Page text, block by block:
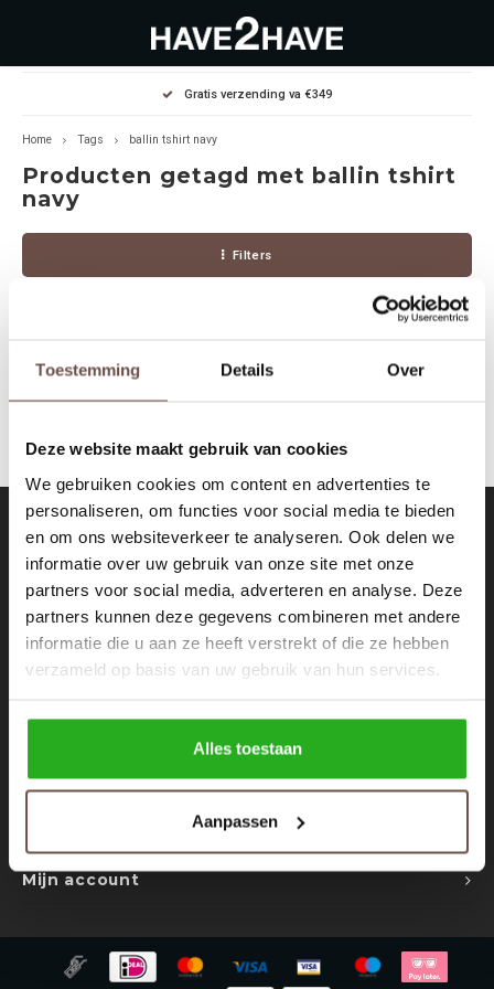
Toestemming Details Over
Deze website maakt gebruik van cookies
We gebruiken cookies om content en advertenties te
personaliseren, om functies voor social media te bieden
en om ons websiteverkeer te analyseren. Ook delen we
informatie over uw gebruik van onze site met onze
partners voor social media, adverteren en analyse. Deze
partners kunnen deze gegevens combineren met andere
informatie die u aan ze heeft verstrekt of die ze hebben
verzameld op basis van uw gebruik van hun services.
Alles toestaan
Aanpassen
Hoofdmenu / dames
Jassen Diverse
Winterjassen
T-shirts
Accessoires
Rokken
Tassen
Tops
Jumpsuites
Hoodies
Body's
Tracksuits
Sweaters
Hoofdmenu / heren
Hoodies
Sweaters
Joggers
Pullovers
Schoenen
Accessoires
Underwear
Jassen
Tracksuits
Bodywarmers
Trackpants
Overhemden
Hoofdmenu / outlet deals
Diverse
Heren
Gratis verzending va €349
Home Tags ballin tshirt navy
Producten getagd met ballin tshirt
navy
Filters
Geen producten gevonden!...
Contact
Nieuwsbrief
Ontvang de laatste updates, nieuws en aanbiedingen via email
Volg ons
Mijn account